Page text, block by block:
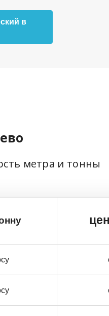
в
метра и тонны